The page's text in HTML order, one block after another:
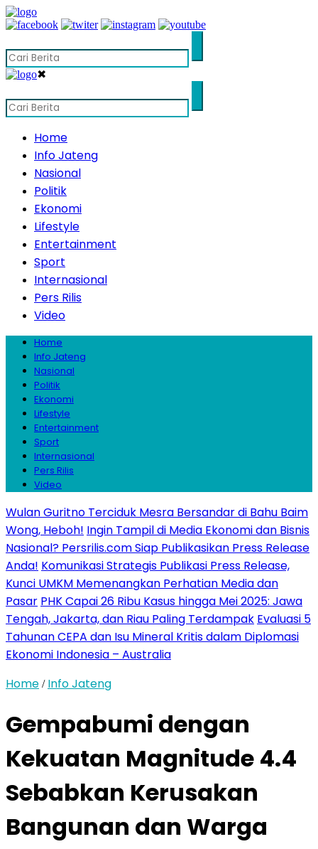
✖
Home
Info Jateng
Nasional
Politik
Ekonomi
Lifestyle
Entertainment
Sport
Internasional
Pers Rilis
Video
Home
Info Jateng
Nasional
Politik
Ekonomi
Lifestyle
Entertainment
Sport
Internasional
Pers Rilis
Video
Wulan Guritno Terciduk Mesra Bersandar di Bahu Baim
Wong, Heboh! Ingin Tampil di Media Ekonomi dan Bisnis
Nasional? Persrilis.com Siap Publikasikan Press Release
Anda! Komunikasi Strategis Publikasi Press Release,
Kunci UMKM Memenangkan Perhatian Media dan
Pasar PHK Capai 26 Ribu Kasus hingga Mei 2025: Jawa
Tengah, Jakarta, dan Riau Paling Terdampak Evaluasi 5
Tahunan CEPA dan Isu Mineral Kritis dalam Diplomasi
Ekonomi Indonesia – Australia
Home / Info Jateng
Gempabumi dengan
Kekuatan Magnitude 4.4
Sebabkan Kerusakan
Bangunan dan Warga